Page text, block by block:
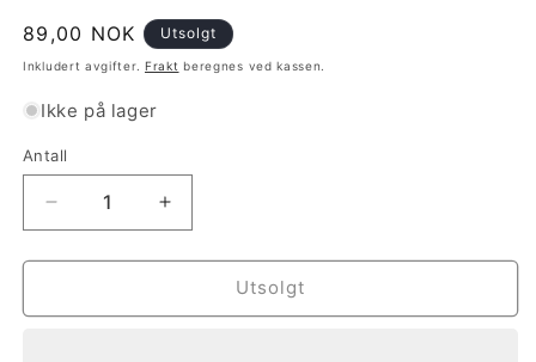
Vanlig
pris
89,00 NOK Utsolgt
Inkludert avgifter. Frakt beregnes ved kassen.
Ikke på lager
Antall
Antall
antallet
for
&amp;
Øk
antallet
for
&amp;
Utsolgt